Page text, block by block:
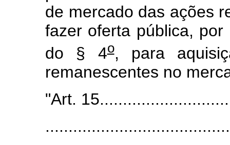
de mercado das ações
fazer oferta pública,
do § 4o, para
remanescentes no
"Art.